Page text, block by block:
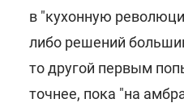
в "кухонную
либо решений
то другой первым
точнее, пока "на